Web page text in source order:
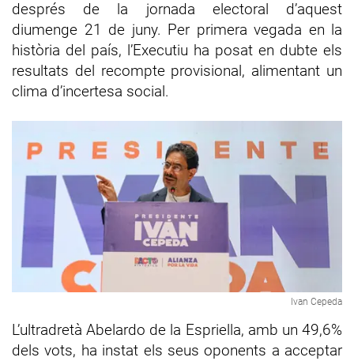
després de la jornada electoral d’aquest
diumenge 21 de juny. Per primera vegada en la
història del país, l’Executiu ha posat en dubte els
resultats del recompte provisional, alimentant un
clima d’incertesa social.
Ivan Cepeda
L’ultradretà Abelardo de la Espriella, amb un 49,6%
dels vots, ha instat els seus oponents a acceptar